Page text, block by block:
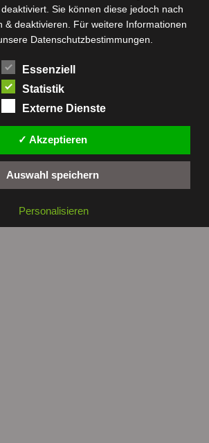
Römer Salzsee Sebkha
Said Souk El Arba Sousse
Tabarka Telekommunikation
Zaghouan
Sie können diese jedoch nach
& deaktivieren. Für weitere Informationen
Datenschutzbestimmungen.
Essenziell
Statistik
Externe Dienste
✓ Akzeptieren
Auswahl speichern
Personalisieren